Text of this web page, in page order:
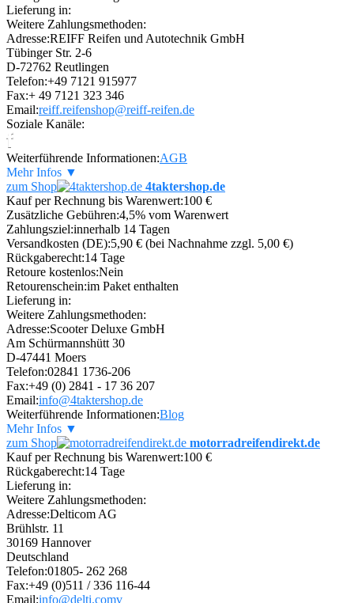
Lieferung in:
Weitere Zahlungsmethoden:
Adresse:REIFF Reifen und Autotechnik GmbH
Tübinger Str. 2-6
D-72762 Reutlingen
Telefon:+49 7121 915977
Fax:+ 49 7121 323 346
Email:reiff.reifenshop@reiff-reifen.de
Soziale Kanäle:
Weiterführende Informationen:AGB
Mehr Infos ▼
zum Shop
4taktershop.de
Kauf per Rechnung bis Warenwert:100 €
Zusätzliche Gebühren:4,5% vom Warenwert
Zahlungsziel:innerhalb 14 Tagen
Versandkosten (DE):5,90 € (bei Nachnahme zzgl. 5,00 €)
Rückgaberecht:14 Tage
Retoure kostenlos:Nein
Retourenschein:im Paket enthalten
Lieferung in:
Weitere Zahlungsmethoden:
Adresse:Scooter Deluxe GmbH
Am Schürmannshütt 30
D-47441 Moers
Telefon:02841 1736-206
Fax:+49 (0) 2841 - 17 36 207
Email:info@4taktershop.de
Weiterführende Informationen:Blog
Mehr Infos ▼
zum Shop
motorradreifendirekt.de
Kauf per Rechnung bis Warenwert:100 €
Rückgaberecht:14 Tage
Lieferung in:
Weitere Zahlungsmethoden:
Adresse:Delticom AG
Brühlstr. 11
30169 Hannover
Deutschland
Telefon:01805- 262 268
Fax:+49 (0)511 / 336 116-44
Email:info@delti.comv